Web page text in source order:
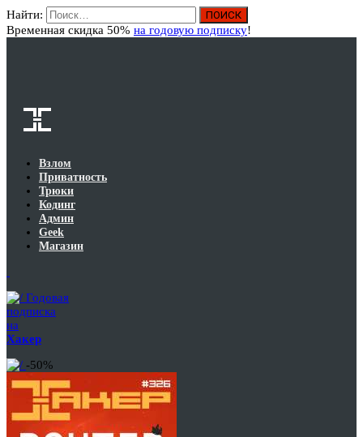
Найти:
Временная скидка 50% на годовую подписку!
Взлом
Приватность
Трюки
Кодинг
Админ
Geek
Магазин
Годовая
подписка
на
Хакер
-50%